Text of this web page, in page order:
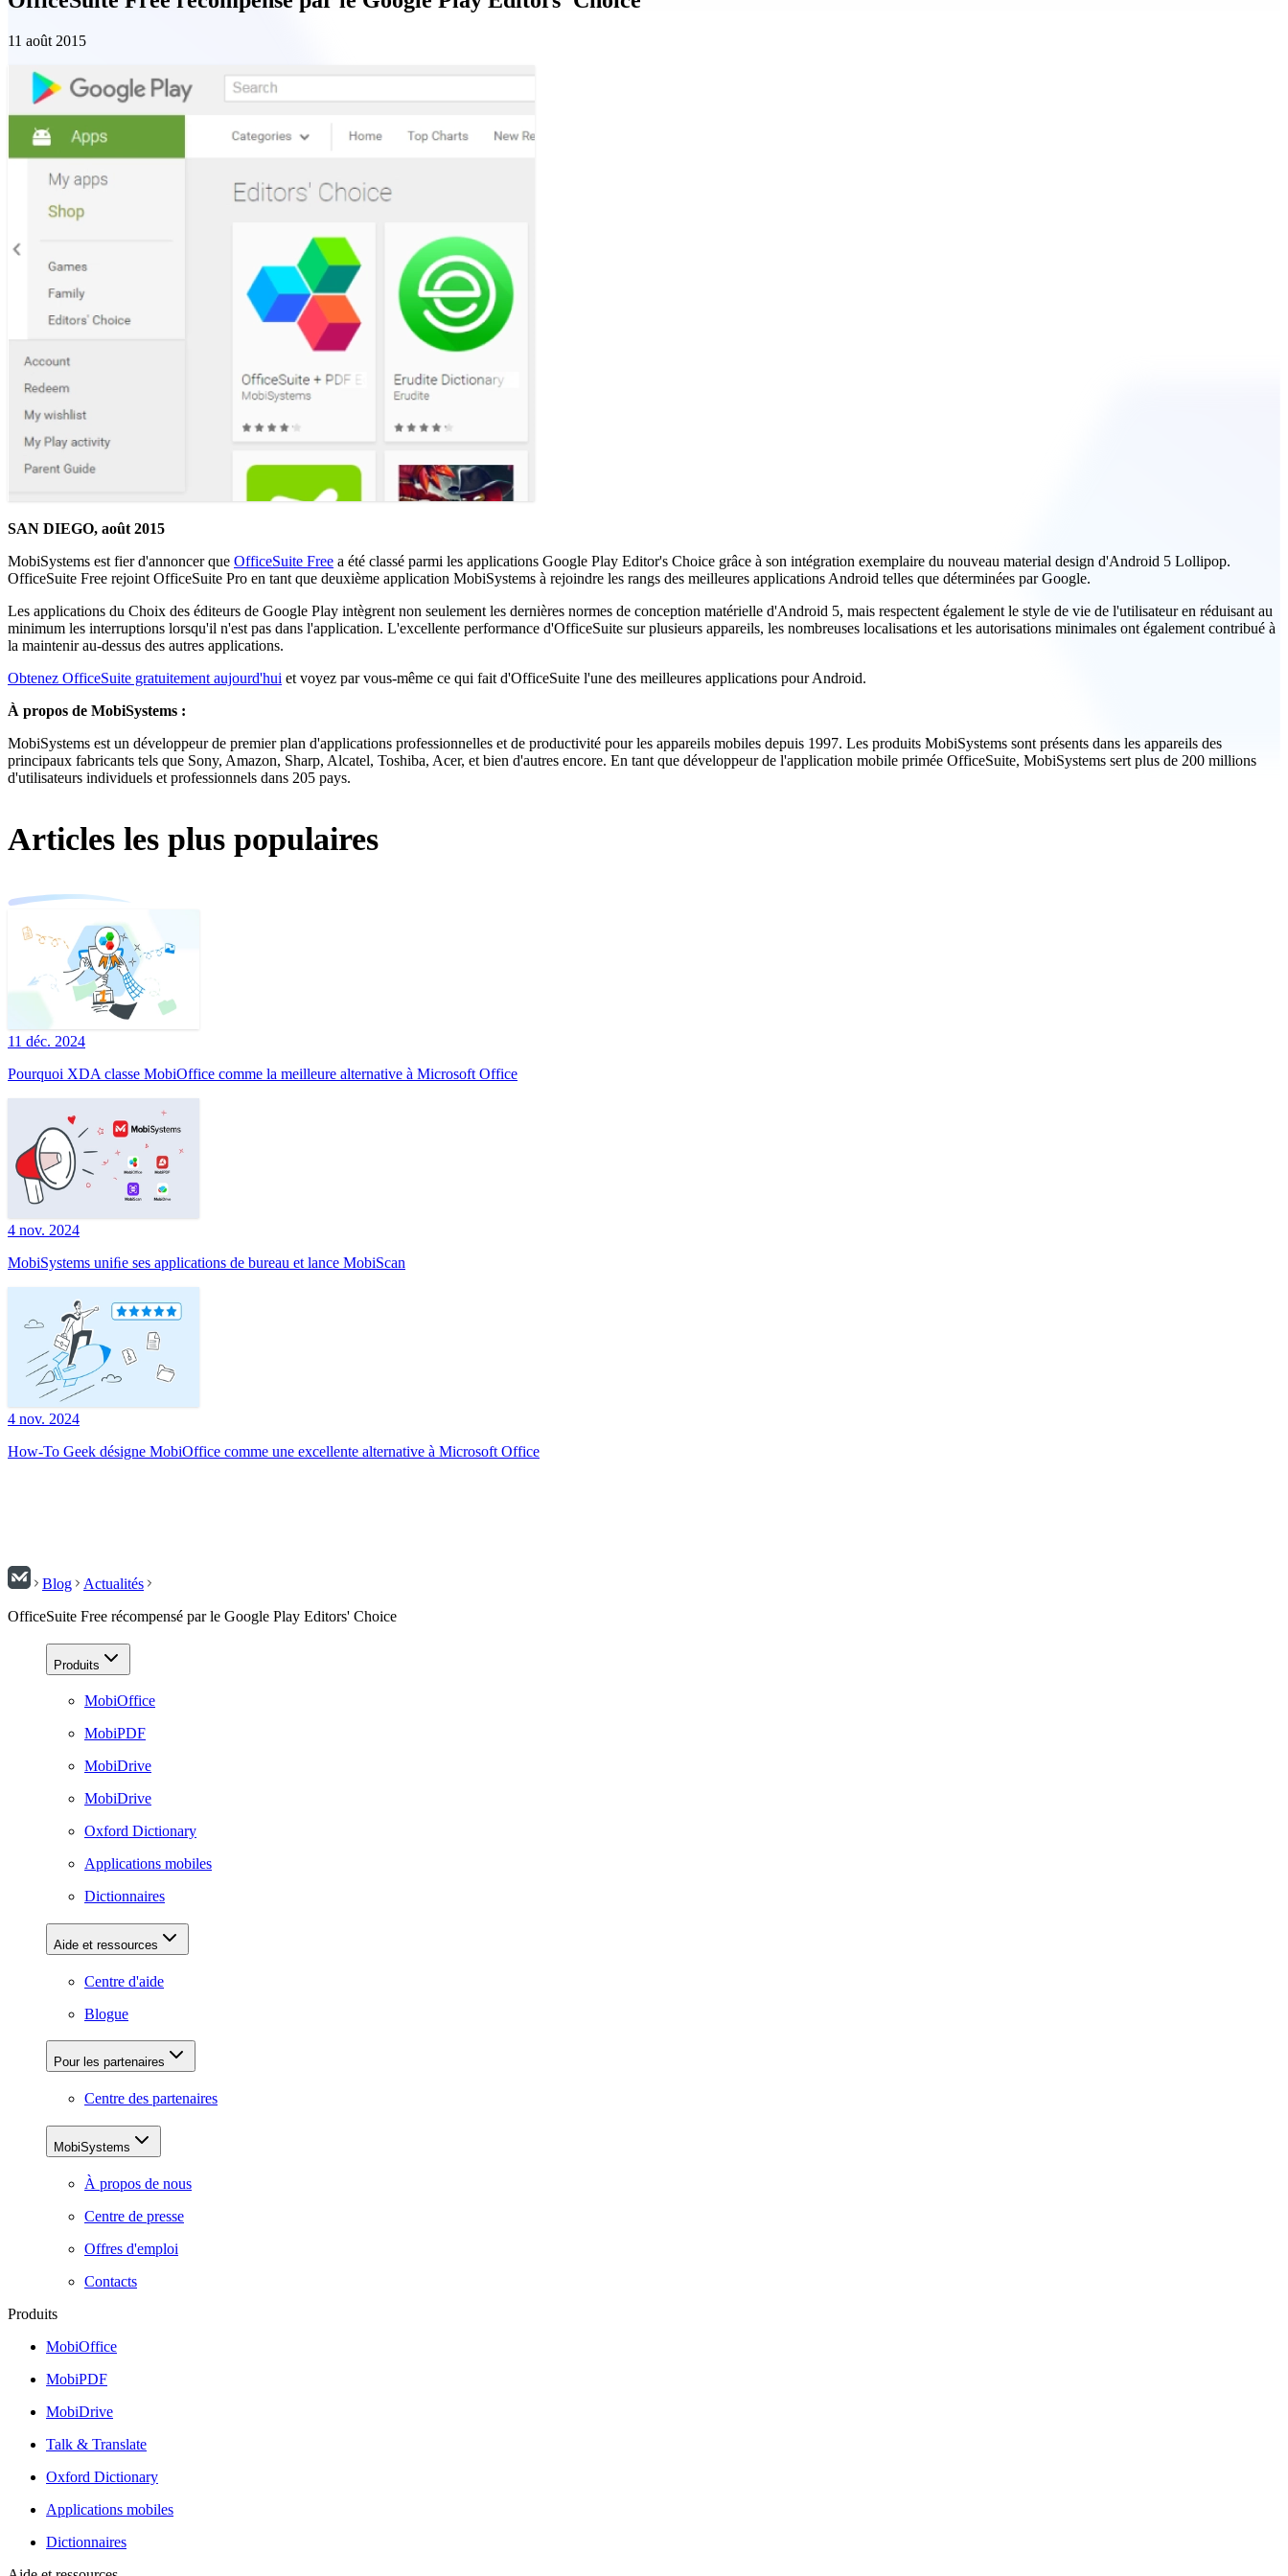
11 août 2015
SAN DIEGO, août 2015
MobiSystems est fier d'annoncer que OfficeSuite Free a été classé parmi les applications Google Play Editor's Choice grâce à son intégration exemplaire du nouveau material design d'Android 5 Lollipop.
OfficeSuite Free rejoint OfficeSuite Pro en tant que deuxième application MobiSystems à rejoindre les rangs des meilleures applications Android telles que déterminées par Google.
Les applications du Choix des éditeurs de Google Play intègrent non seulement les dernières normes de conception matérielle d'Android 5, mais respectent également le style de vie de l'utilisateur en réduisant au
minimum les interruptions lorsqu'il n'est pas dans l'application. L'excellente performance d'OfficeSuite sur plusieurs appareils, les nombreuses localisations et les autorisations minimales ont également contribué à
la maintenir au-dessus des autres applications.
Obtenez OfficeSuite gratuitement aujourd'hui et voyez par vous-même ce qui fait d'OfficeSuite l'une des meilleures applications pour Android.
À propos de MobiSystems :
MobiSystems est un développeur de premier plan d'applications professionnelles et de productivité pour les appareils mobiles depuis 1997. Les produits MobiSystems sont présents dans les appareils des
principaux fabricants tels que Sony, Amazon, Sharp, Alcatel, Toshiba, Acer, et bien d'autres encore. En tant que développeur de l'application mobile primée OfficeSuite, MobiSystems sert plus de 200 millions
d'utilisateurs individuels et professionnels dans 205 pays.
Articles les plus populaires
11 déc. 2024
Pourquoi XDA classe MobiOffice comme la meilleure alternative à Microsoft Office
4 nov. 2024
MobiSystems uniﬁe ses applications de bureau et lance MobiScan
4 nov. 2024
How-To Geek désigne MobiOffice comme une excellente alternative à Microsoft Office
Blog
Actualités
OfficeSuite Free récompensé par le Google Play Editors' Choice
Produits
MobiOffice
MobiPDF
MobiDrive
MobiDrive
Oxford Dictionary
Applications mobiles
Dictionnaires
Aide et ressources
Centre d'aide
Blogue
Pour les partenaires
Centre des partenaires
MobiSystems
À propos de nous
Centre de presse
Offres d'emploi
Contacts
Produits
MobiOffice
MobiPDF
MobiDrive
Talk & Translate
Oxford Dictionary
Applications mobiles
Dictionnaires